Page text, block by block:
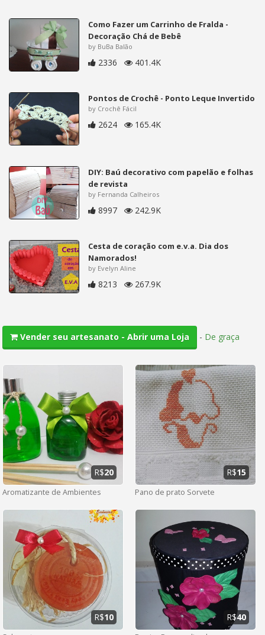
Como Fazer um Carrinho de Fralda -
Decoração Chá de Bebê
by BuBa Balão
2336 401.4K
Pontos de Crochê - Ponto Leque Invertido
by Crochê Fácil
2624 165.4K
DIY: Baú decorativo com papelão e folhas
de revista
by Fernanda Calheiros
8997 242.9K
Cesta de coração com e.v.a. Dia dos
Namorados!
by Evelyn Aline
8213 267.9K
Vender seu artesanato - Abrir uma Loja - De graça
Aromatizante de Ambientes
R$20
Pano de prato Sorvete
R$15
R$10 R$40